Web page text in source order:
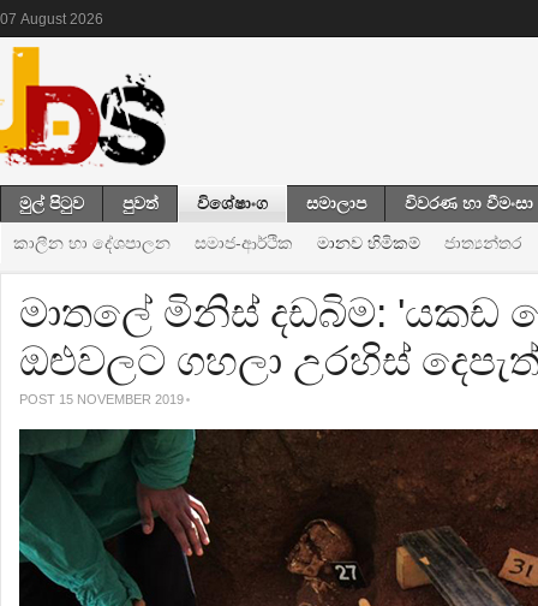
07 August 2026
මුල් පිටුව පුවත් විශේෂාංග සමාලාප විවරණ හා වීමංසා
කාලීන හා දේශපාලන සමාජ-ආර්ථික මානව හිමිකම් ජාත්‍යන්තර
මාතලේ මිනිස් දඩබිම:
ඔළුවලට ගහලා උරහිස්
POST 15 NOVEMBER 2019